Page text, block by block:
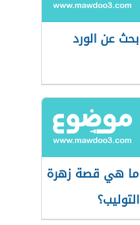
بحث عن الورد
ما هي قصة زهرة
التوليب؟